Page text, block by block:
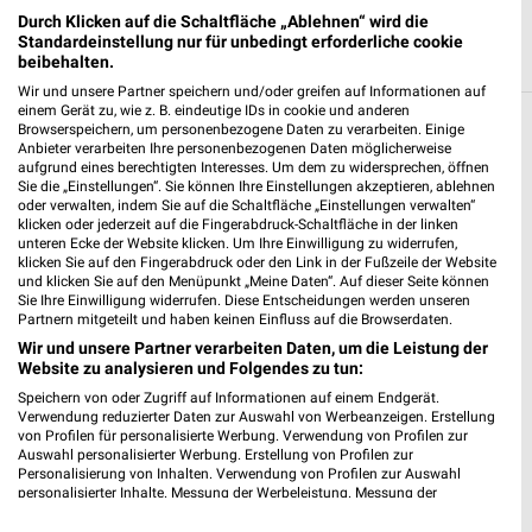
Weitere OBI Geschäfte mit Angeboten in
und um Heilbronn
5 Geschäfte und Orte
OBI Heilbronn-Schwabenhof
Lise-Meitner-Str. 10
478,41 km
OBI Angebote in Leingarten
Leingarten, Deutschland
Durch Klicken auf die Schaltfläche „Ablehnen“ wird die
Standardeinstellung nur für unbedingt erforderliche cookie
beibehalten.
Wir und unsere Partner speichern und/oder greifen auf Informationen auf
einem Gerät zu, wie z. B. eindeutige IDs in cookie und anderen
Browserspeichern, um personenbezogene Daten zu verarbeiten. Einige
Anbieter verarbeiten Ihre personenbezogenen Daten möglicherweise
aufgrund eines berechtigten Interesses. Um dem zu widersprechen, öffnen
Sie die „Einstellungen“. Sie können Ihre Einstellungen akzeptieren, ablehnen
oder verwalten, indem Sie auf die Schaltfläche „Einstellungen verwalten“
klicken oder jederzeit auf die Fingerabdruck-Schaltfläche in der linken
unteren Ecke der Website klicken. Um Ihre Einwilligung zu widerrufen,
klicken Sie auf den Fingerabdruck oder den Link in der Fußzeile der Website
und klicken Sie auf den Menüpunkt „Meine Daten“. Auf dieser Seite können
Sie Ihre Einwilligung widerrufen. Diese Entscheidungen werden unseren
Partnern mitgeteilt und haben keinen Einfluss auf die Browserdaten.
Wir und unsere Partner verarbeiten Daten, um die Leistung der
Website zu analysieren und Folgendes zu tun:
Speichern von oder Zugriff auf Informationen auf einem Endgerät.
Verwendung reduzierter Daten zur Auswahl von Werbeanzeigen. Erstellung
von Profilen für personalisierte Werbung. Verwendung von Profilen zur
Auswahl personalisierter Werbung. Erstellung von Profilen zur
Personalisierung von Inhalten. Verwendung von Profilen zur Auswahl
personalisierter Inhalte. Messung der Werbeleistung. Messung der